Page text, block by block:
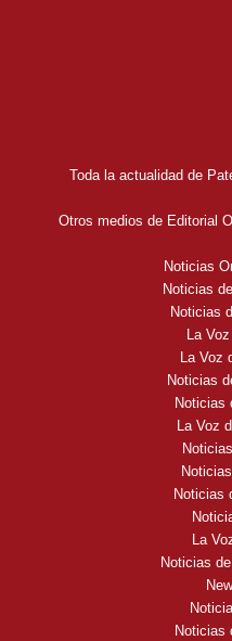
Toda la actualidad de
Otros medios de Editorial
Noticias
Noticias
Noticias
La
La Voz
Noticias
Noticias
La Voz
Noticias
La
Noticias
Noticias